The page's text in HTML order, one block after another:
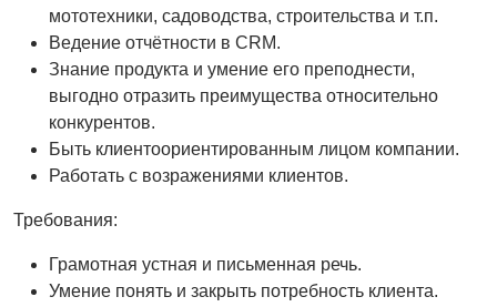
мототехники, садоводства, строительства и т.п.
Ведение отчётности в CRM.
Знание продукта и умение его преподнести,
выгодно отразить преимущества относительно
конкурентов.
Быть клиентоориентированным лицом компании.
Работать с возражениями клиентов.
Требования:
Грамотная устная и письменная речь.
Умение понять и закрыть потребность клиента.